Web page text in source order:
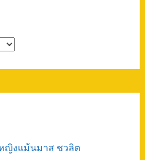
ญิงแม้นมาส ชวลิต